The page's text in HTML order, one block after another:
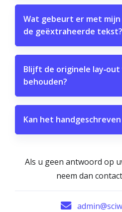
Wat gebeurt er met mijn
de geëxtraheerde tekst?
Blijft de originele lay‑out
behouden?
Kan het
Als u geen antwoord op
neem dan